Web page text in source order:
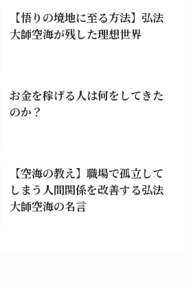
【悟りの境地に至る方法】弘法
大師空海が残した理想世界
お金を稼げる人は何をしてきた
のか？
【空海の教え】職場で孤立して
しまう人間関係を改善する弘法
大師空海の名言